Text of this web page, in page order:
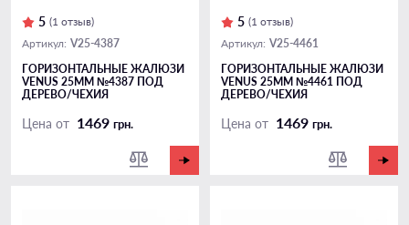
5 (1 отзыв)
Артикул: V25-4387
ГОРИЗОНТАЛЬНЫЕ ЖАЛЮЗИ
VENUS 25ММ №4387 ПОД
ДЕРЕВО/ЧЕХИЯ
Цена от 1469 грн.
5 (1 отзыв)
Артикул: V25-4461
ГОРИЗОНТАЛЬНЫЕ ЖАЛЮЗИ
VENUS 25ММ №4461 ПОД
ДЕРЕВО/ЧЕХИЯ
Цена от 1469 грн.